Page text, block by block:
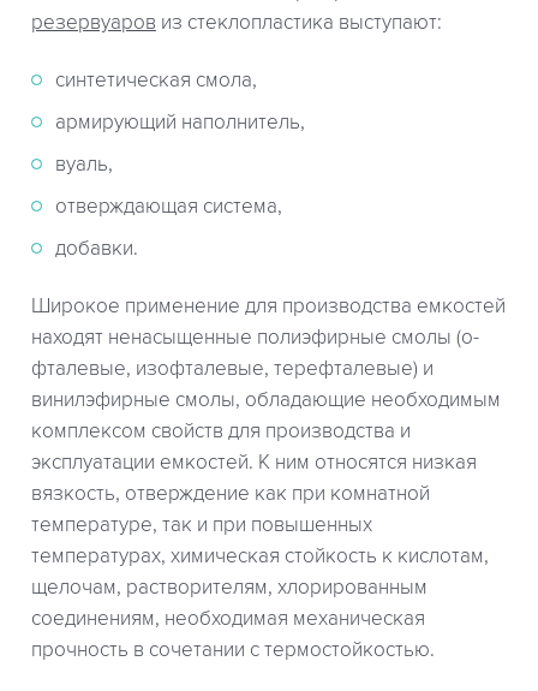
резервуаров из стеклопластика выступают:
синтетическая смола,
армирующий наполнитель,
вуаль,
отверждающая система,
добавки.
Широкое применение для производства емкостей
находят ненасыщенные полиэфирные смолы (о-
фталевые, изофталевые, терефталевые) и
винилэфирные смолы, обладающие необходимым
комплексом свойств для производства и
эксплуатации емкостей. К ним относятся низкая
вязкость, отверждение как при комнатной
температуре, так и при повышенных
температурах, химическая стойкость к кислотам,
щелочам, растворителям, хлорированным
соединениям, необходимая механическая
прочность в сочетании с термостойкостью.